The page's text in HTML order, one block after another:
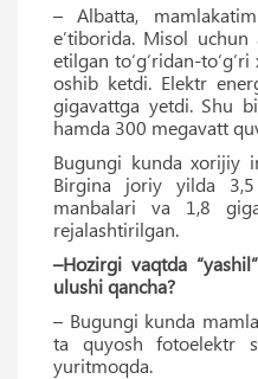
– Albatta,
e’tiborida. Misol
etilgan to‘g‘ridan-
oshib ketdi. Elektr
gigavattga yetdi. Shu
hamda 300 megavatt
Bugungi kunda xorijiy
Birgina joriy yilda
manbalari va 1,8
rejalashtirilgan.
–Hozirgi vaqtda
ulushi qancha?
– Bugungi kunda
ta quyosh fotoelektr
yuritmoqda.